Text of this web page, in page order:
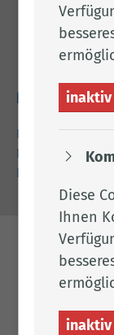
Rechtliches
Impressum
Datenschutz
Barrierefreiheit
inaktiv
Diese
Ihnen
inaktiv